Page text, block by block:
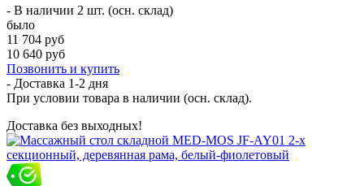
- В наличии 2 шт. (осн. склад)
было
11 704 руб
10 640 руб
Позвонить и купить
- Доставка 1-2 дня
При условии товара в наличии (осн. склад).
Доставка без выходных!